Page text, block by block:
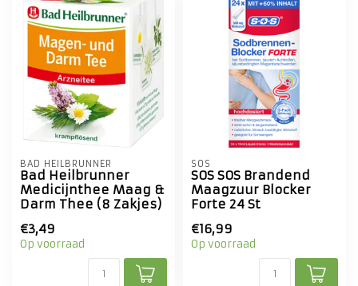
BAD HEILBRUNNER
Bad Heilbrunner
Medicijnthee Maag &
Darm Thee (8 Zakjes)
€3,49
Op voorraad
SOS
SOS SOS Brandend
Maagzuur Blocker
Forte 24 St
€16,99
Op voorraad